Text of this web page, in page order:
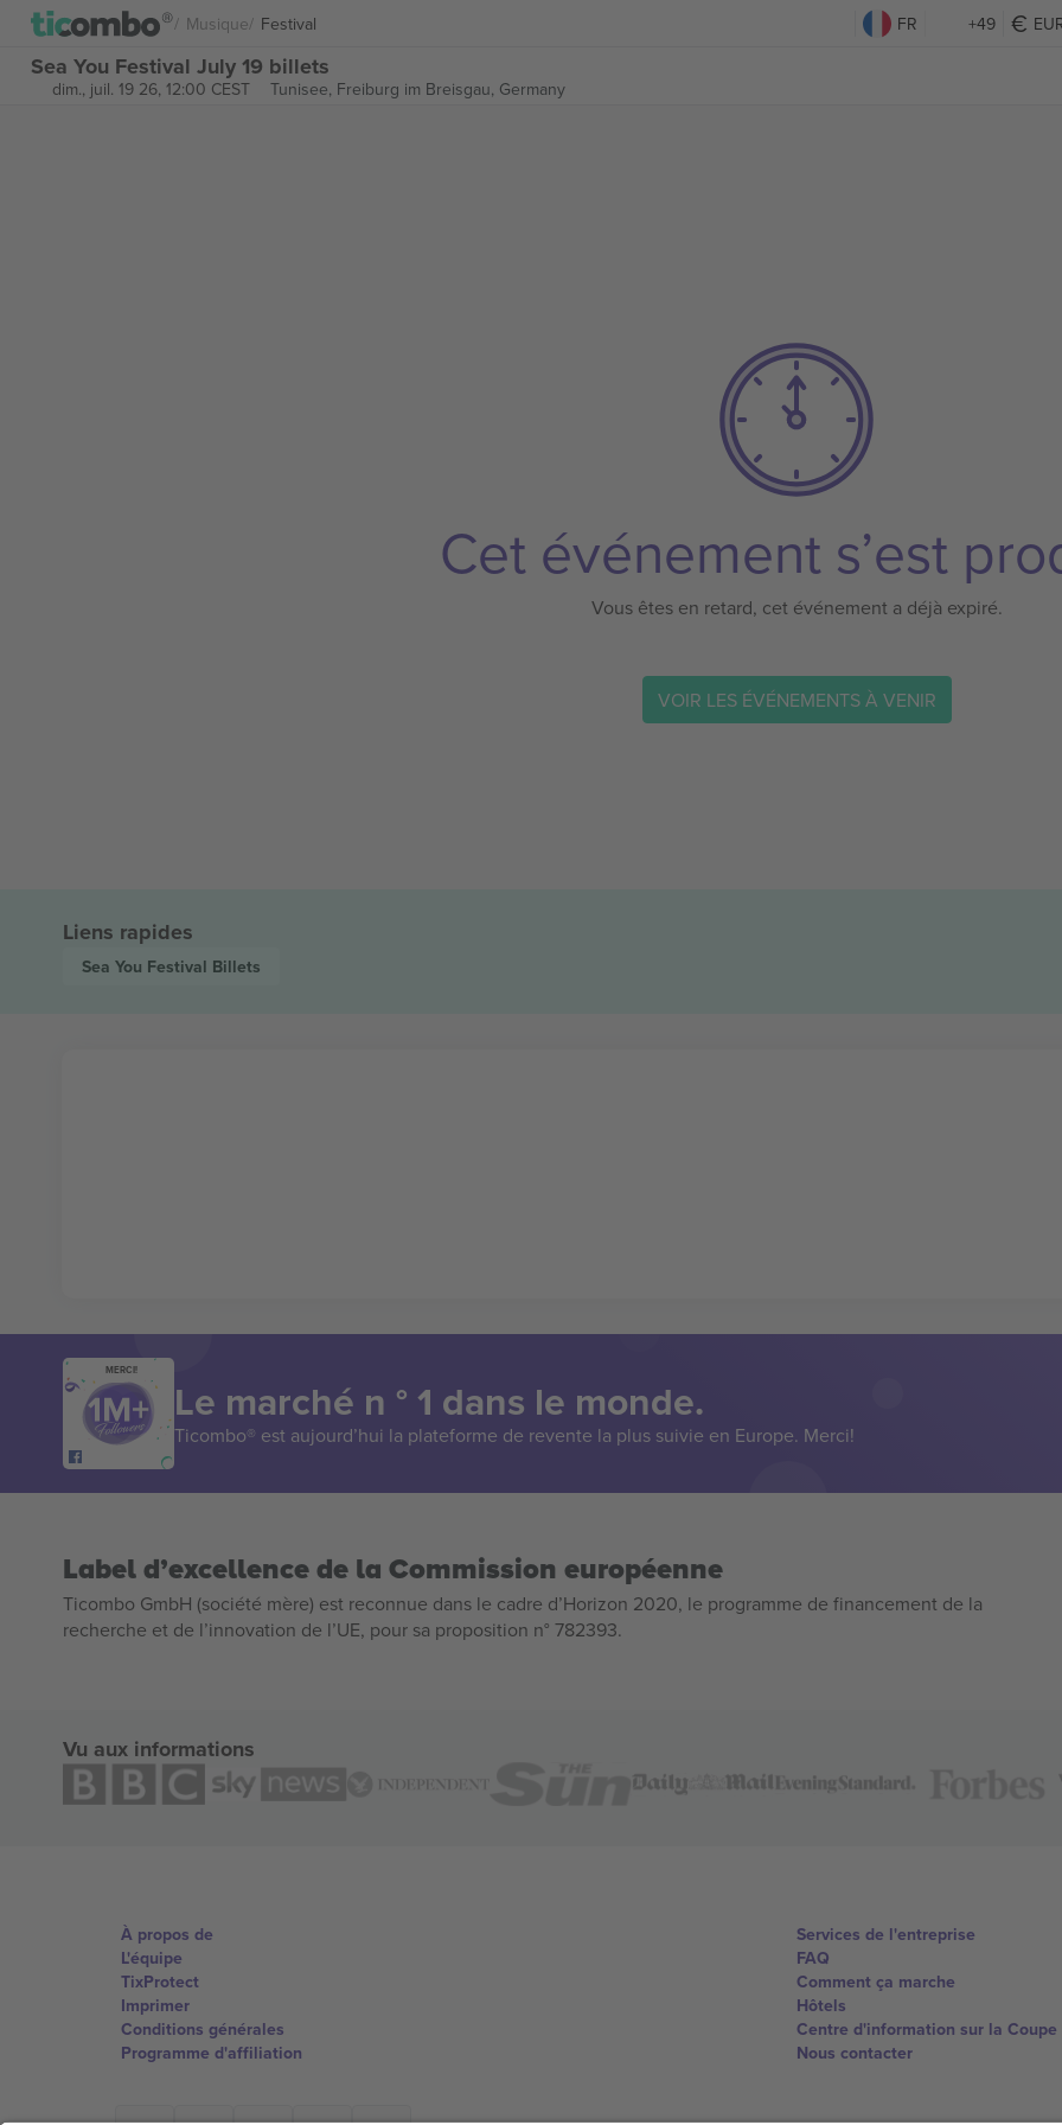
Musique Festival FR +49
Sea You Festival July 19 billets
dim., juil. 19 26, 12:00 CEST Tunisee, Freiburg im Breisgau, Germany
Cet événement s’est
Vous êtes en retard, cet événement a déjà expiré.
VOIR LES ÉVÉNEMENTS À VENIR
Liens rapides
Sea You Festival Billets
MERCI!
Le marché n ° 1 dans le monde.
Ticombo® est aujourd’hui la plateforme de revente la plus suivie en Europe. Merci!
Label d’excellence de la Commission européenne
Ticombo GmbH (société mère) est reconnue dans le cadre d’Horizon 2020, le programme de financement de la
recherche et de l’innovation de l’UE, pour sa proposition n° 782393.
Vu aux informations
À propos de
L'équipe
TixProtect
Imprimer
Conditions générales
Programme d'affiliation
Services de l'entreprise
FAQ
Comment ça marche
Hôtels
Centre d'information sur la Coupe
Nous contacter